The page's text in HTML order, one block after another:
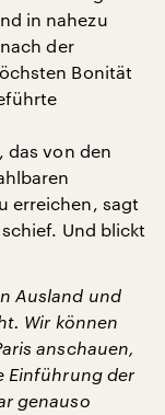
in nahezu
der
Bonität
das von den
erreichen, sagt
Und blickt
Ausland und
Wir können
anschauen,
Einführung der
genauso